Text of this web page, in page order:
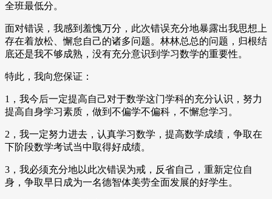
全班最低分。
面对错误，我感到羞愧万分，此次错误充分地暴露出我思想上
存在着放松、懈怠自己的诸多问题。林林总总的问题，归根结
底还是我不够成熟，没有充分意识到学习数学的重要性。
特此，我向您保证：
1，我今后一定提高自己对于数学这门学科的充分认识，努力
提高自身学习素质，做到不偏学不偏科，不懈怠学习。
2，我一定努力进去，认真学习数学，提高数学成绩，争取在
下阶段数学考试当中取得好成绩。
3，我必须充分地以此次错误为戒，反省自己，重新定位自
身，争取早日成为一名德智体美劳全面发展的好学生。